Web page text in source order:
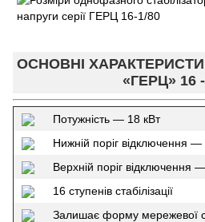
ОСНОВНІ
«ГЕРЦ» 16
Потужність — 18 кВт
Нижній поріг відключення
Верхній поріг відключення
16 ступенів стабілізації
Залишає форму мережевої